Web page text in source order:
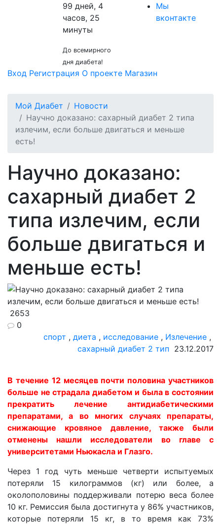
99 дней, 4
часов, 25
минуты
До всемирного
дня диабета!
Мы
вконтакте
Вход Регистрация О проекте Магазин
Мой Диабет
Новости
Научно доказано: сахарный диабет 2 типа
излечим, если больше двигаться и меньше
есть!
Научно доказано:
сахарный диабет 2
типа излечим, если
больше двигаться и
меньше есть!
2653
0
спорт , диета , исследование , Излечение ,
сахарный диабет 2 тип 23.12.2017
В течение 12 месяцев почти половина участников
больше не страдала диабетом и была в состоянии
прекратить лечение антидиабетическими
препаратами, а во многих случаях препараты,
снижающие кровяное давление, также были
отменены нашли исследователи во главе с
университетами Ньюкасла и Глазго.
Через 1 год чуть меньше четверти испытуемых
потеряли 15 килограммов (кг) или более, а
околополовины поддерживали потерю веса более
10 кг. Ремиссия была достигнута у 86% участников,
которые потеряли 15 кг, в то время как 73%